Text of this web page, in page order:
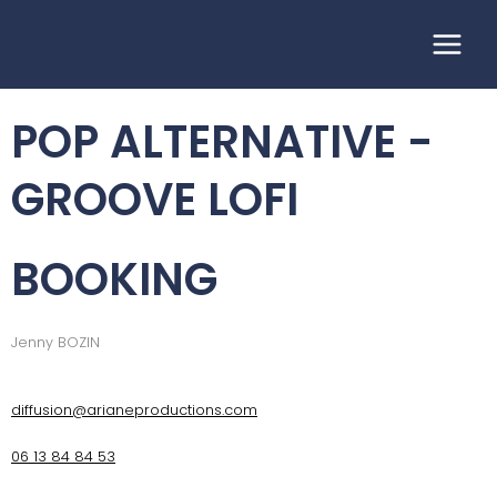
POP ALTERNATIVE -
GROOVE LOFI
BOOKING
Jenny BOZIN
diffusion@arianeproductions.com
06 13 84 84 53